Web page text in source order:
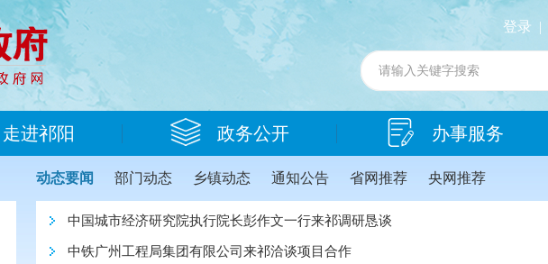
登录 |
走进祁阳 政务公开 办事服务
动态要闻 部门动态 乡镇动态 通知公告 省网推荐 央网推荐
中国城市经济研究院执行院长彭作文一行来祁调研恳谈
中铁广州工程局集团有限公司来祁洽谈项目合作